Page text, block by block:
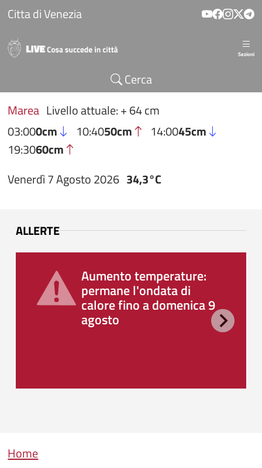
Salta al contenuto principale
Citta di Venezia
Sezioni
Cerca
Marea Livello attuale: + 64 cm
03:000cm 10:4050cm 14:0045cm
19:3060cm
Venerdì 7 Agosto 2026 34,3°C
ALLERTE
Aumento temperature:
permane l'ondata di
calore fino a domenica 9
agosto
Briciole di pane
Home